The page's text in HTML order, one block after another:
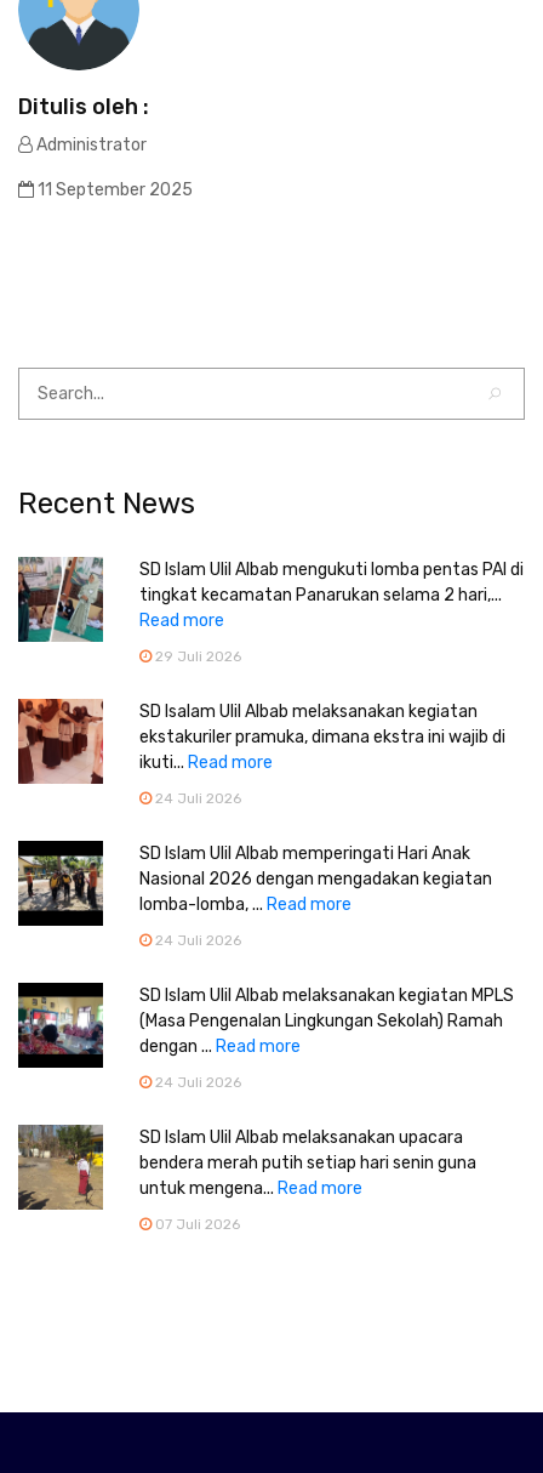
Ditulis oleh :
Administrator
11 September 2025
Recent News
SD Islam Ulil Albab mengukuti lomba pentas PAI di
tingkat kecamatan Panarukan selama 2 hari,...
Read more
29 Juli 2026
SD Isalam Ulil Albab melaksanakan kegiatan
ekstakuriler pramuka, dimana ekstra ini wajib di
ikuti... Read more
24 Juli 2026
SD Islam Ulil Albab memperingati Hari Anak
Nasional 2026 dengan mengadakan kegiatan
lomba-lomba, ... Read more
24 Juli 2026
SD Islam Ulil Albab melaksanakan kegiatan MPLS
(Masa Pengenalan Lingkungan Sekolah) Ramah
dengan ... Read more
24 Juli 2026
SD Islam Ulil Albab melaksanakan upacara
bendera merah putih setiap hari senin guna
untuk mengena... Read more
07 Juli 2026